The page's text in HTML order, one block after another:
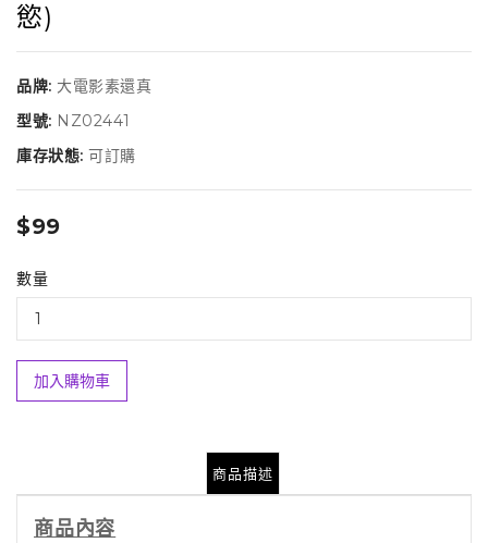
慾)
品牌: 大電影素還真
型號: NZ02441
庫存狀態: 可訂購
$99
數量
加入購物車
商品描述
商品內容